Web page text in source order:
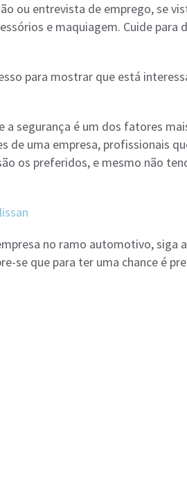
ou entrevista de emprego, se
e maquiagem. Cuide para
para mostrar que está
segurança é um dos fatores
de uma empresa, profissionais
os preferidos, e mesmo não
no ramo automotivo, siga
se que para ter uma chance é